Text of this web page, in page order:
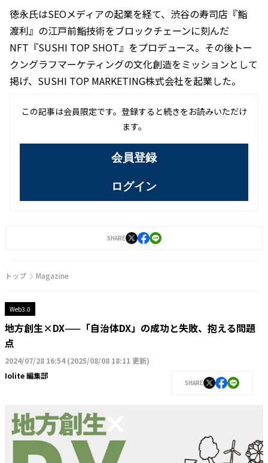
徳永氏はSEOメディアの起業を経て、渋谷の寿司店『鮨
渡利』の江戸前鮨技術をブロックチェーンに刻んだ
NFT『SUSHI TOP SHOT』をプロデュース。その後トー
クングラフマーケティングの文化創造をミッションとして
掲げ、SUSHI TOP MARKETING株式会社を起業した。
この記事は会員限定です。登録すると続きをお読みいただけ
ます。
会員登録
ログイン
SHARE
トップ Magazine
Web3.0
地方創生×DX——「自治体DX」の成功と失敗、抱える問題
点
2024/07/28 16:54(2025/08/08 18:11 更新)
Iolite 編集部
SHARE